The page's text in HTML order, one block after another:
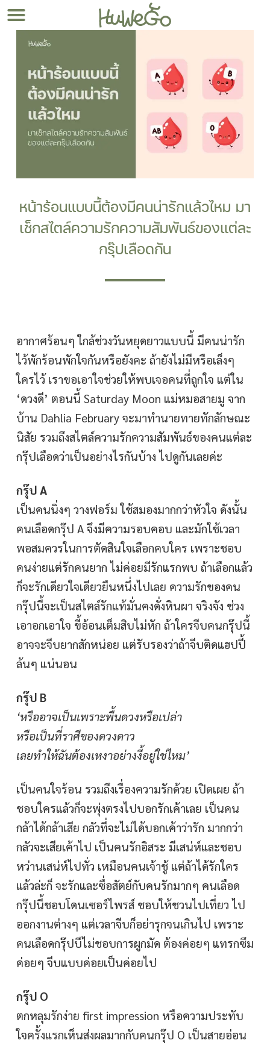
หน้าร้อนแบบนี้ต้องมีคนน่ารักแล้วไหม มา
เช็กสไตล์ความรักความสัมพันธ์ของแต่ละ
กรุ๊ปเลือดกัน
อากาศร้อนๆ ใกล้ช่วงวันหยุดยาวแบบนี้ มีคนน่ารัก
ไว้พักร้อนพักใจกันหรือยังคะ ถ้ายังไม่มีหรือเล็งๆ
ใครไว้ เราขอเอาใจช่วยให้พบเจอคนที่ถูกใจ แต่ใน
‘ดวงดี’ ตอนนี้ Saturday Moon แม่หมอสายมู จาก
บ้าน Dahlia February จะมาทำนายทายทักลักษณะ
นิสัย รวมถึงสไตล์ความรักความสัมพันธ์ของคนแต่ละ
กรุ๊ปเลือดว่าเป็นอย่างไรกันบ้าง ไปดูกันเลยค่ะ
กรุ๊ป A
เป็นคนนิ่งๆ วางฟอร์ม ใช้สมองมากกว่าหัวใจ ดังนั้น
คนเลือดกรุ๊ป A จึงมีความรอบคอบ และมักใช้เวลา
พอสมควรในการตัดสินใจเลือกคบใคร เพราะชอบ
คนง่ายแต่รักคนยาก ไม่ค่อยมีรักแรกพบ ถ้าเลือกแล้ว
ก็จะรักเดียวใจเดียวยืนหนึ่งไปเลย ความรักของคน
กรุ๊ปนี้จะเป็นสไตล์รักแท้มั่นคงดั่งหินผา จริงจัง ช่วง
เอาอกเอาใจ ขี้อ้อนเต็มสิบไม่หัก ถ้าใครจีบคนกรุ๊ปนี้
อาจจะจีบยากสักหน่อย แต่รับรองว่าถ้าจีบติดแฮปปี้
ล้นๆ แน่นอน
กรุ๊ป B
‘หรืออาจเป็นเพราะพื้นดวงหรือเปล่า
หรือเป็นที่ราศีของดวงดาว
เลยทำให้ฉันต้องเหงาอย่างงี้อยู่ใช่ไหม’
เป็นคนใจร้อน รวมถึงเรื่องความรักด้วย เปิดเผย ถ้า
ชอบใครแล้วก็จะพุ่งตรงไปบอกรักเค้าเลย เป็นคน
กล้าได้กล้าเสีย กลัวที่จะไม่ได้บอกเค้าว่ารัก มากกว่า
กลัวจะเสียเค้าไป เป็นคนรักอิสระ มีเสน่ห์และชอบ
หว่านเสน่ห์ไปทั่ว เหมือนคนเจ้าชู้ แต่ถ้าได้รักใคร
แล้วล่ะก็ จะรักและซื่อสัตย์กับคนรักมากๆ คนเลือด
กรุ๊ปนี้ชอบโดนเซอร์ไพรส์ ชอบให้ชวนไปเที่ยว ไป
ออกงานต่างๆ แต่เวลาจีบก็อย่ารุกจนเกินไป เพราะ
คนเลือดกรุ๊ปบีไม่ชอบการผูกมัด ต้องค่อยๆ แทรกซึม
ค่อยๆ จีบแบบค่อยเป็นค่อยไป
กรุ๊ป O
ตกหลุมรักง่าย first impression หรือความประทับ
ใจครั้งแรกเห็นส่งผลมากกับคนกรุ๊ป O เป็นสายอ่อน